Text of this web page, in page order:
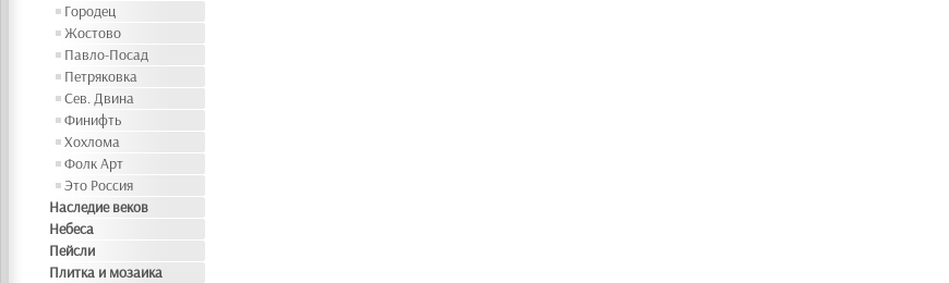
Городец
Жостово
Павло-Посад
Петряковка
Сев. Двина
Финифть
Хохлома
Фолк Арт
Это Россия
Наследие веков
Небеса
Пейсли
Плитка и мозаика